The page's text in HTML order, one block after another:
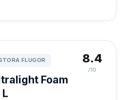
FLUGOR
Foam
8.4
/10